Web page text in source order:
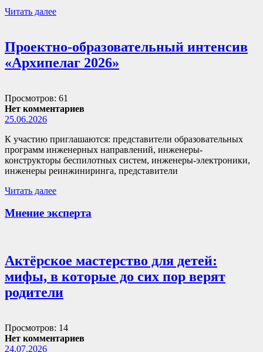
Читать далее
Проектно-образовательный интенсив
«Архипелаг 2026»
Просмотров: 61
Нет комментариев
25.06.2026
К участию приглашаются: представители образовательных
программ инженерных направлений, инженеры-
конструкторы беспилотных систем, инженеры-электроники,
инженеры реинжиниринга, представители
Читать далее
Мнение эксперта
Актёрское мастерство для детей:
мифы, в которые до сих пор верят
родители
Просмотров: 14
Нет комментариев
24.07.2026